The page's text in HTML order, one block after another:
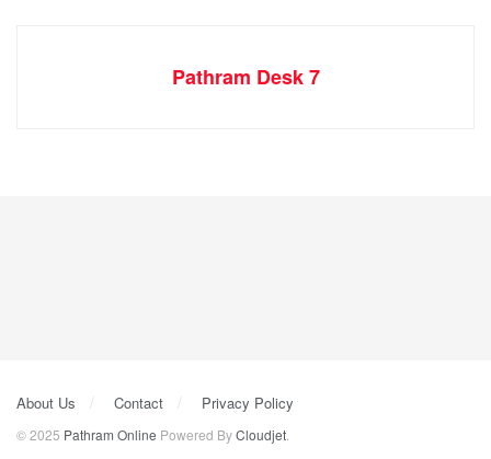
Pathram Desk 7
About Us Contact Privacy Policy
© 2025 Pathram Online Powered ByCloudjet